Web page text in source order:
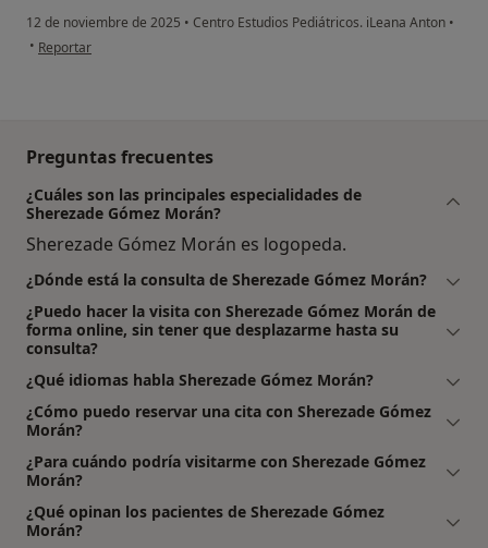
12 de noviembre de 2025 • Centro Estudios Pediátricos. iLeana Anton •
• en opinión del usuario G.R
Reportar
Preguntas frecuentes
¿Cuáles son las principales especialidades de
Sherezade Gómez Morán?
Sherezade Gómez Morán es logopeda.
¿Dónde está la consulta de Sherezade Gómez Morán?
¿Puedo hacer la visita con Sherezade Gómez Morán de
forma online, sin tener que desplazarme hasta su
consulta?
¿Qué idiomas habla Sherezade Gómez Morán?
¿Cómo puedo reservar una cita con Sherezade Gómez
Morán?
¿Para cuándo podría visitarme con Sherezade Gómez
Morán?
¿Qué opinan los pacientes de Sherezade Gómez
Morán?